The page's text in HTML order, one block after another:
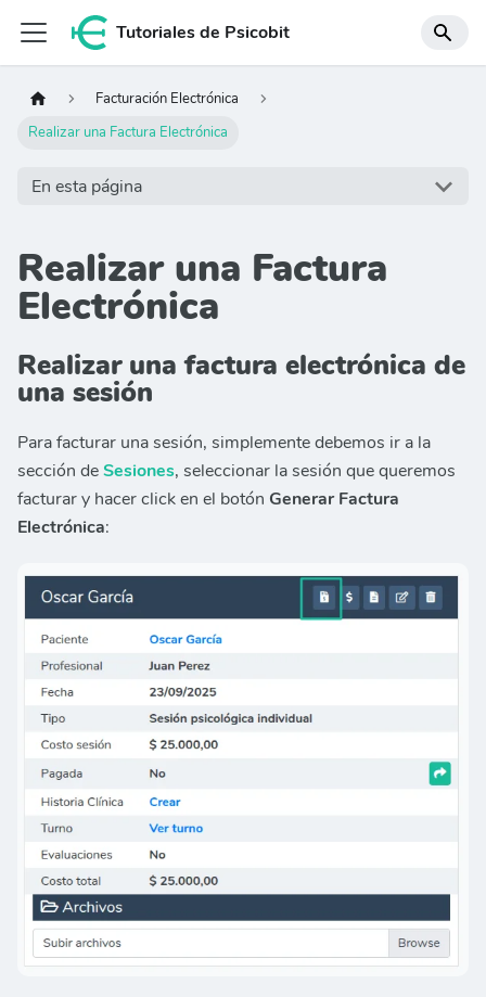
Tutoriales de Psicobit
Facturación Electrónica
Realizar una Factura Electrónica
En esta página
Realizar una Factura
Electrónica
Realizar una factura electrónica de
una sesión
Para facturar una sesión, simplemente debemos ir a la
sección deSesiones, seleccionar la sesión que queremos
facturar y hacer click en el botón Generar Factura
Electrónica: